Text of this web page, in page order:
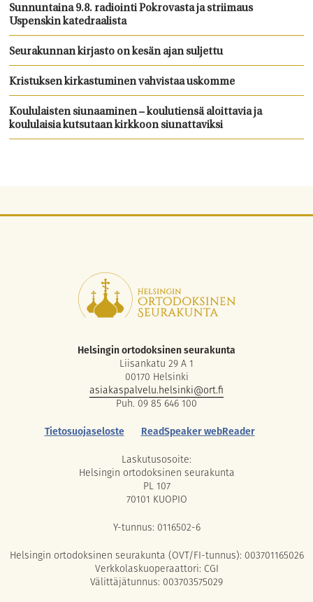
Sunnuntaina 9.8. radiointi Pokrovasta ja striimaus
Uspenskin katedraalista
Seurakunnan kirjasto on kesän ajan suljettu
Kristuksen kirkastuminen vahvistaa uskomme
Koululaisten siunaaminen – koulutiensä aloittavia ja
koululaisia kutsutaan kirkkoon siunattaviksi
Helsingin ortodoksinen seurakunta
Liisankatu 29 A 1
00170 Helsinki
asiakaspalvelu.helsinki@ort.fi
Puh. 09 85 646 100
Tietosuojaseloste
ReadSpeaker webReader
Laskutusosoite:
Helsingin ortodoksinen seurakunta
PL 107
70101 KUOPIO
Y-tunnus: 0116502-6
Helsingin ortodoksinen seurakunta (OVT/FI-tunnus): 003701165026
Verkkolaskuoperaattori: CGI
Välittäjätunnus: 003703575029